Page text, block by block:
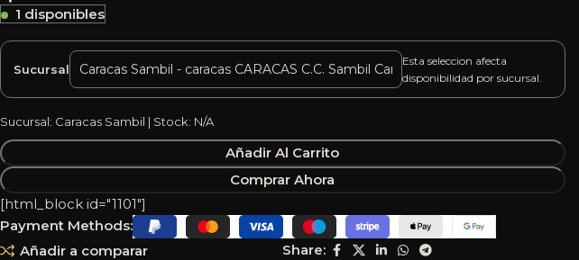
1 disponibles
Sucursal
Esta seleccion afecta
disponibilidad por sucursal.
Sucursal: Caracas Sambil | Stock: N/A
Añadir Al Carrito
Comprar Ahora
Añadir a comparar Share:
[html_block id="1101"]
Payment Methods: